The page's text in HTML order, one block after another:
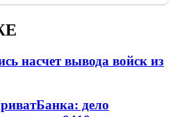
насчет вывода войск из
дело